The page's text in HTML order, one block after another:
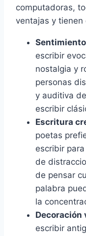
computadoras,
ventajas y tienen
escribir
nostalgia y
personas
y auditiva
escribir
Escritura
poetas
escribir
de
de pensar
palabra
la
Decoración
escribir